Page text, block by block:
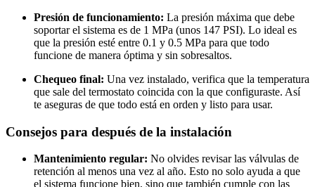
Presión de funcionamiento: La presión máxima que debe
soportar el sistema es de 1 MPa (unos 147 PSI). Lo ideal es
que la presión esté entre 0.1 y 0.5 MPa para que todo
funcione de manera óptima y sin sobresaltos.
Chequeo final: Una vez instalado, verifica que la temperatura
que sale del termostato coincida con la que configuraste. Así
te aseguras de que todo está en orden y listo para usar.
Consejos para después de la instalación
Mantenimiento regular: No olvides revisar las válvulas de
retención al menos una vez al año. Esto no solo ayuda a que
el sistema funcione bien, sino que también cumple con las